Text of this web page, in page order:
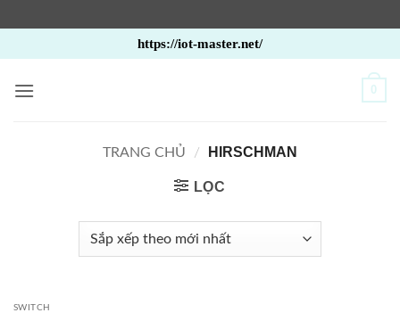
qua
nội
https://iot-master.net/
0
TRANG CHỦ / HIRSCHMAN
LỌC
SWITCH